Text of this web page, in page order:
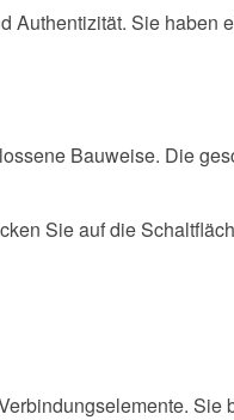
Authentizität. Sie
Bauweise. Die
Sie auf die